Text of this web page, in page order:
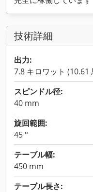
技術詳細
出力:
7.8 キロワット (10.61
スピンドル径:
40 mm
旋回範囲:
45 °
テーブル幅:
450 mm
テーブル長さ: